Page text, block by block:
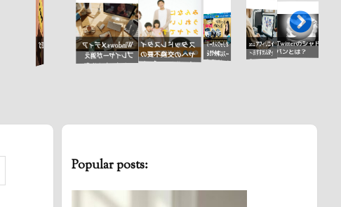
NFTって何？ Windowsメディア
プレイヤーが消え
てしまった！修復
スタッドレスタイ
ヤへの交換不要の
オールシーズンタ
オリックスカーリ
ースは車検代も込
みで人気車種に乗
2022 アフィリエイ
ト おすすめASP 5
Twitterのシャドウ
バンとは？
Popular posts: